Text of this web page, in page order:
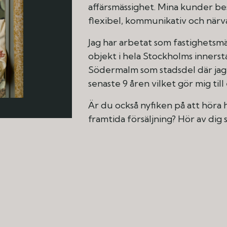
affärsmässighet. Mina kunder
flexibel, kommunikativ och
Jag har arbetat som
objekt i hela Stockholms
Södermalm som stadsdel där
senaste 9 åren vilket gör mig
Är du också nyfiken på att höra
framtida försäljning? Hör av dig